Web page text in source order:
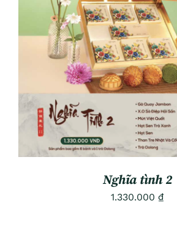
ADD TO CART
/
DETAILS
Nghĩa tình 2
1.330.000 ₫